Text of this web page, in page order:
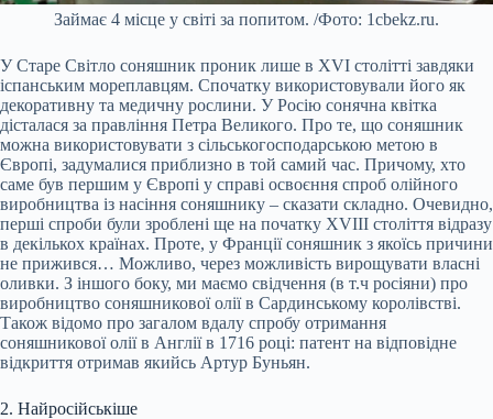
Займає 4 місце у світі за попитом. /Фото: 1cbekz.ru.
У Старе Світло соняшник проник лише в XVI столітті завдяки
іспанським мореплавцям. Спочатку використовували його як
декоративну та медичну рослини. У Росію сонячна квітка
дісталася за правління Петра Великого. Про те, що соняшник
можна використовувати з сільськогосподарською метою в
Європі, задумалися приблизно в той самий час. Причому, хто
саме був першим у Європі у справі освоєння спроб олійного
виробництва із насіння соняшнику – сказати складно. Очевидно,
перші спроби були зроблені ще на початку XVIII століття відразу
в декількох країнах. Проте, у Франції соняшник з якоїсь причини
не прижився… Можливо, через можливість вирощувати власні
оливки. З іншого боку, ми маємо свідчення (в т.ч росіяни) про
виробництво соняшникової олії в Сардинському королівстві.
Також відомо про загалом вдалу спробу отримання
соняшникової олії в Англії в 1716 році: патент на відповідне
відкриття отримав якийсь Артур Буньян.
2. Найросійськіше